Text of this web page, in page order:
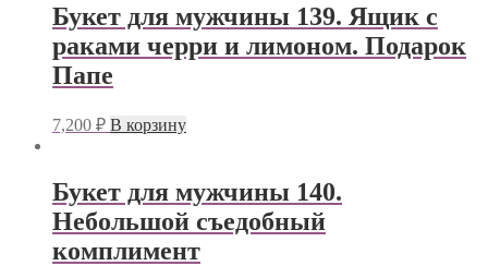
Букет для мужчины 139. Ящик с
раками черри и лимоном. Подарок
Папе
7,200 ₽ В корзину
Букет для мужчины 140.
Небольшой съедобный
комплимент